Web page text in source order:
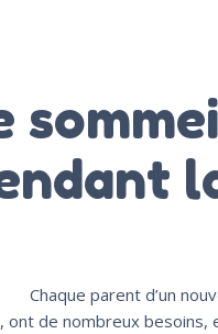
Chaque parent d’un
de nombreux besoins,